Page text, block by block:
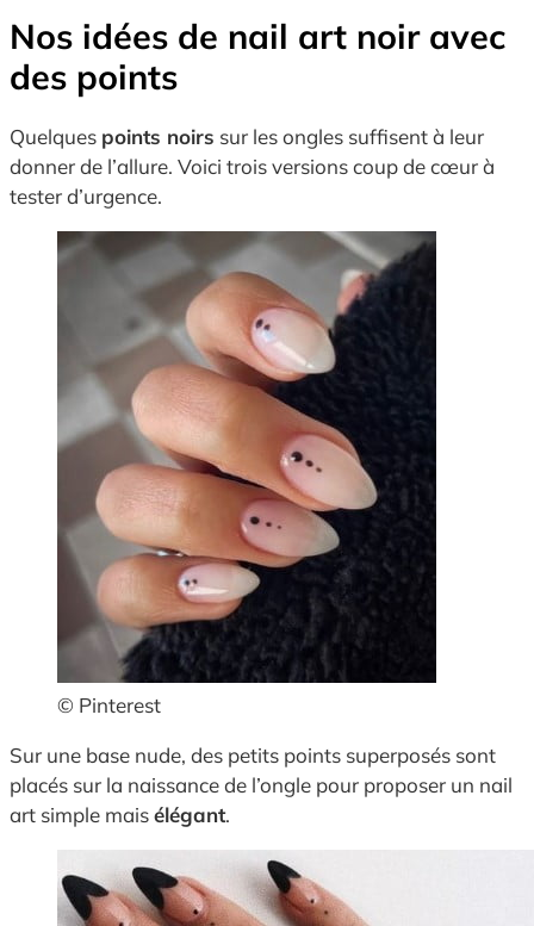
Nos idées de nail art noir avec
des points
Quelques points noirs sur les ongles suffisent à leur
donner de l’allure. Voici trois versions coup de cœur à
tester d’urgence.
© Pinterest
Sur une base nude, des petits points superposés sont
placés sur la naissance de l’ongle pour proposer un nail
art simple maisélégant.